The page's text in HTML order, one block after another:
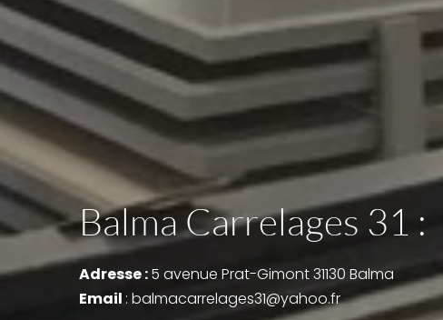
Balma Carrelages 31 :
Adresse : 5 avenue Prat-Gimont 31130 Balma
Email : balmacarrelages31@yahoo.fr